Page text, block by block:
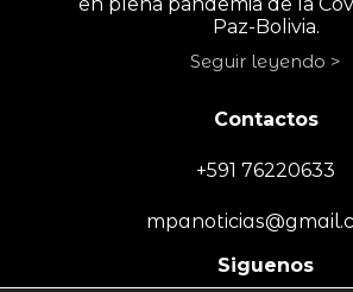
Paz-Bolivia.
Seguir leyendo >
Contactos
+591 76220633
Siguenos